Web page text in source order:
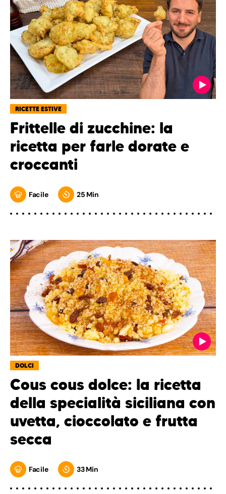
RICETTE ESTIVE
Frittelle di zucchine: la
ricetta per farle dorate e
croccanti
Facile 25 Min
DOLCI
Cous cous dolce: la ricetta
della specialità siciliana con
uvetta, cioccolato e frutta
secca
Facile 33 Min